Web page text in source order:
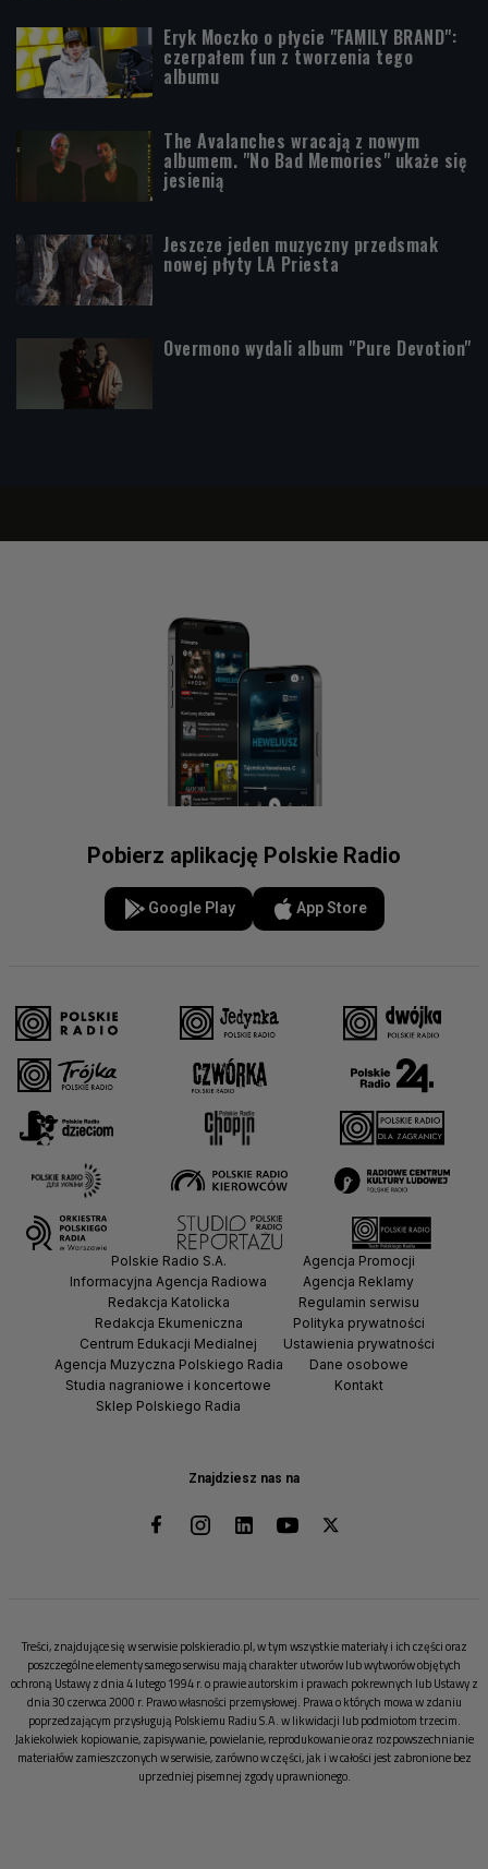
Eryk Moczko o płycie "FAMILY BRAND":
czerpałem fun z tworzenia tego
albumu
The Avalanches wracają z nowym
albumem. "No Bad Memories" ukaże się
jesienią
Jeszcze jeden muzyczny przedsmak
nowej płyty LA Priesta
Overmono wydali album "Pure Devotion"
Pobierz aplikację Polskie Radio
Google Play App Store
Znajdziesz nas na
Polskie Radio S.A.
Informacyjna Agencja Radiowa
Redakcja Katolicka
Redakcja Ekumeniczna
Centrum Edukacji Medialnej
Agencja Muzyczna Polskiego Radia
Studia nagraniowe i koncertowe
Sklep Polskiego Radia
Agencja Promocji
Agencja Reklamy
Regulamin serwisu
Polityka prywatności
Ustawienia prywatności
Dane osobowe
Kontakt
Treści, znajdujące się w serwisie polskieradio.pl, w tym wszystkie materiały i ich części oraz
poszczególne elementy samego serwisu mają charakter utworów lub wytworów objętych
ochroną Ustawy z dnia 4 lutego 1994 r. o prawie autorskim i prawach pokrewnych lub Ustawy z
dnia 30 czerwca 2000 r. Prawo własności przemysłowej. Prawa o których mowa w zdaniu
poprzedzającym przysługują Polskiemu Radiu S.A. w likwidacji lub podmiotom trzecim.
Jakiekolwiek kopiowanie, zapisywanie, powielanie, reprodukowanie oraz rozpowszechnianie
materiałów zamieszczonych w serwisie, zarówno w części, jak i w całości jest zabronione bez
uprzedniej pisemnej zgody uprawnionego.